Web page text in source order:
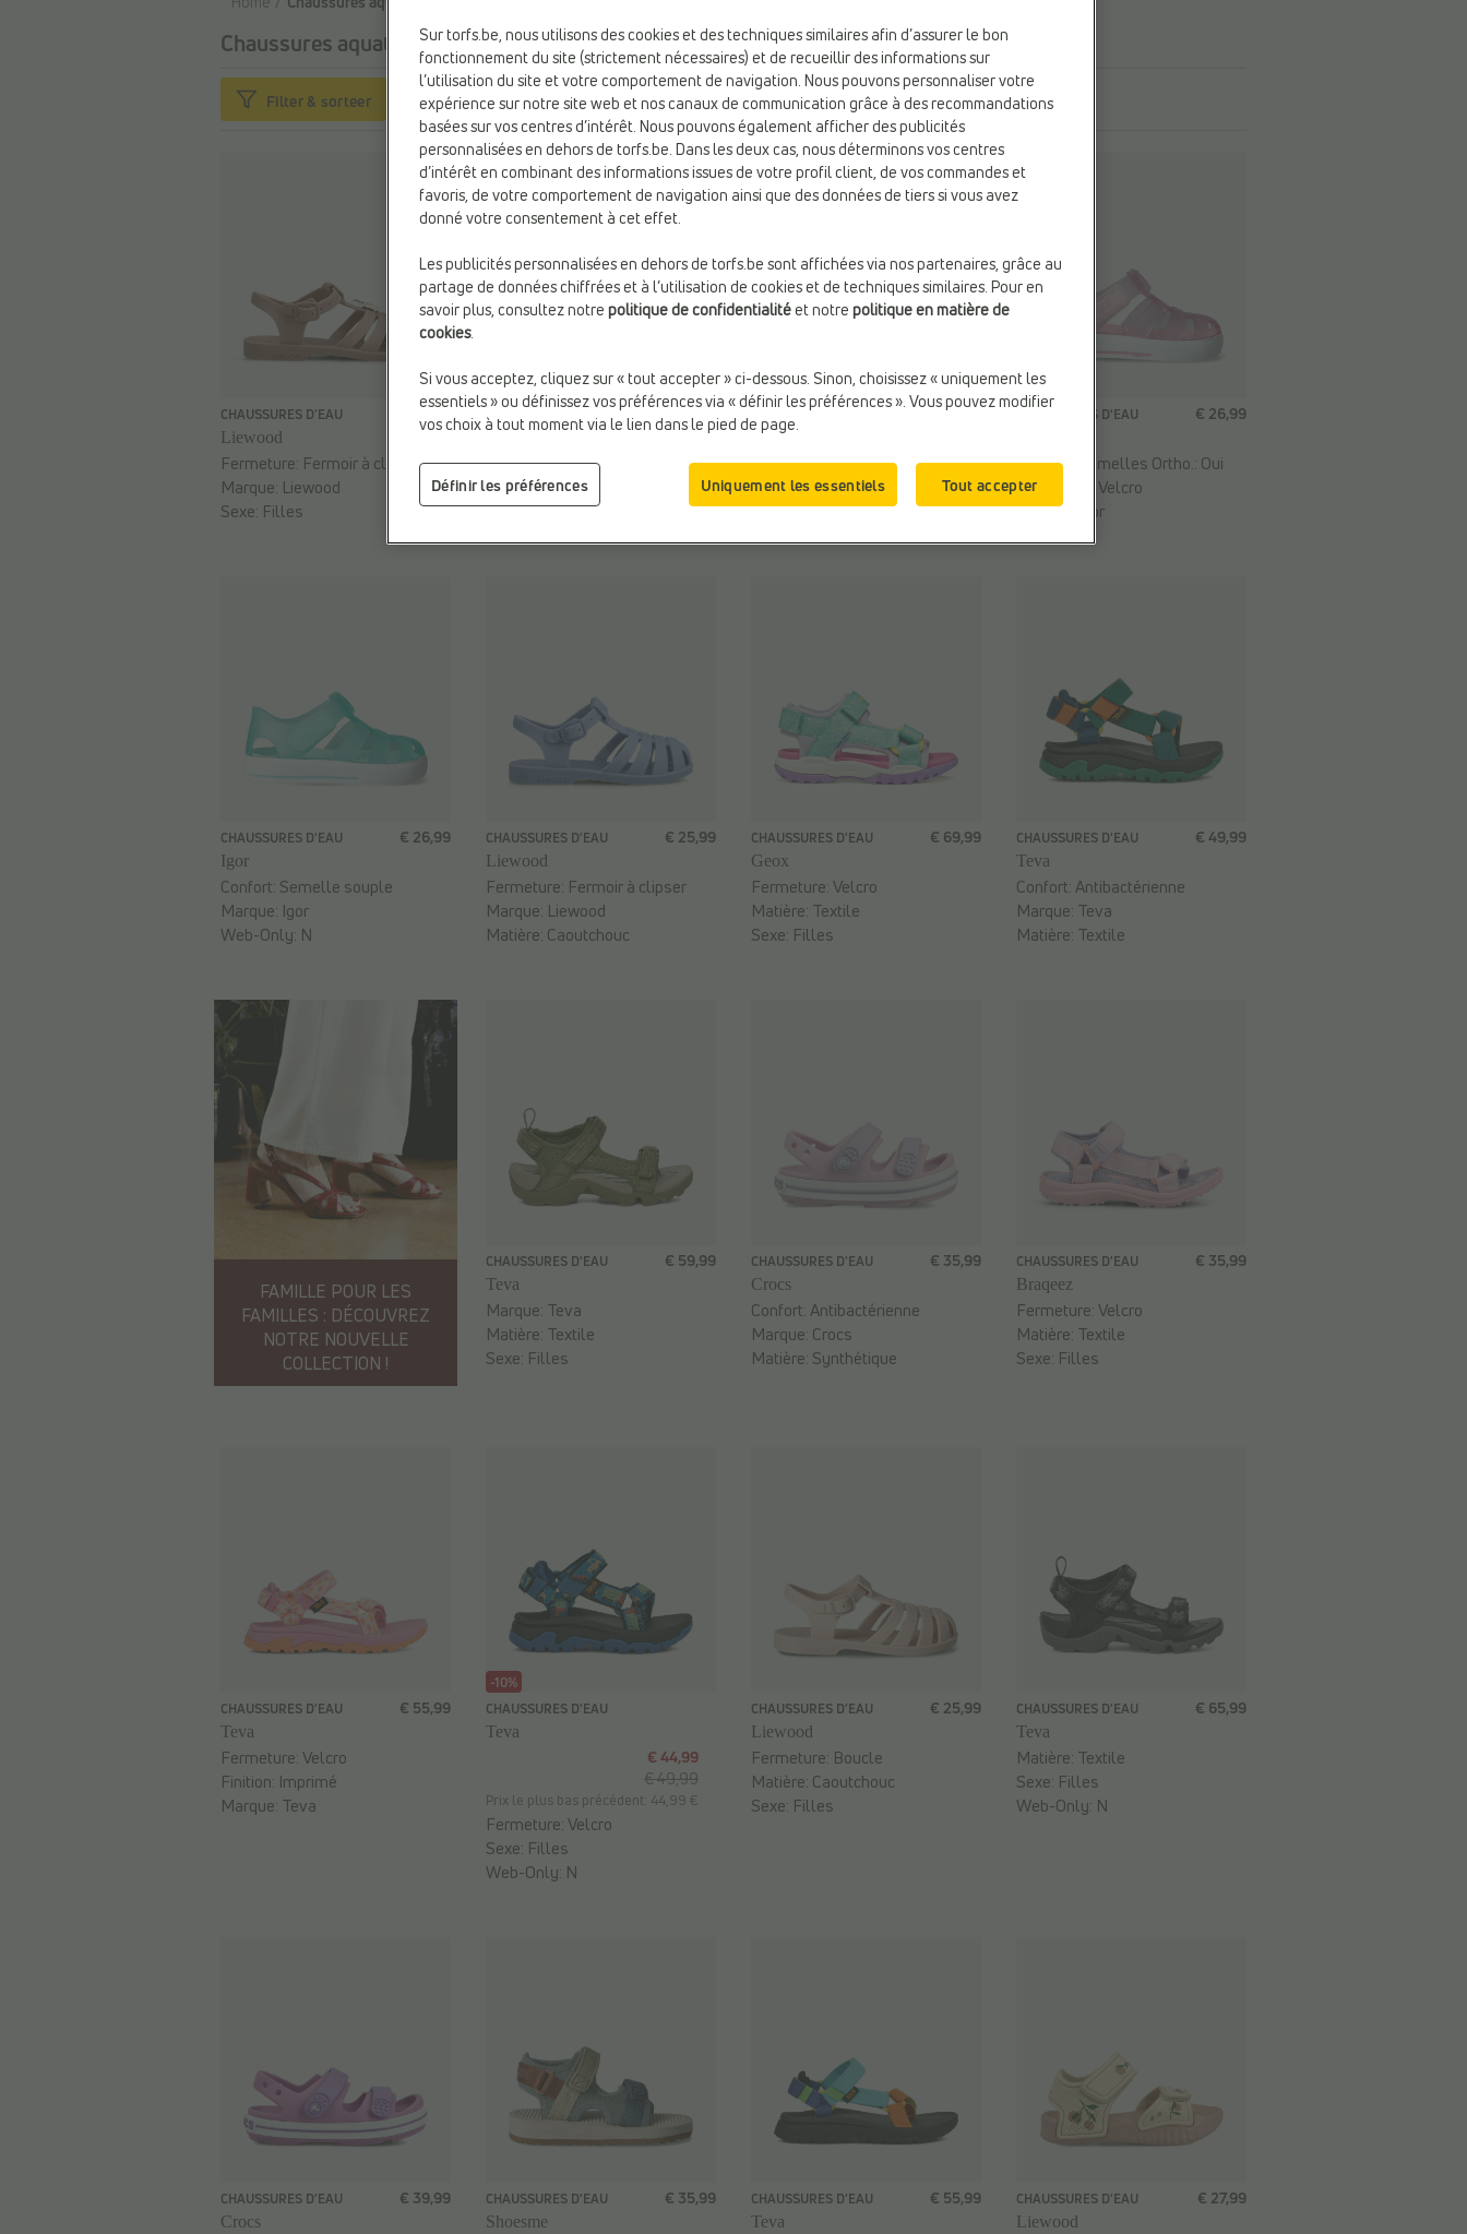
Chaussures aquatiques 90 articles
Filter & sorteer
CHAUSSURES D'EAU
Liewood
€ 27,99
Fermeture: Fermoir à clipser
Marque: Liewood
Sexe: Filles
CHAUSSURES D'EAU
€ 27,99
Fermeture:Velcro
Marque:Liewood
Sexe:Filles
CHAUSSURES D'EAU
Liewood
€ 27,99
Confort:Semelle souple
Marque:Liewood
Sexe:Filles
CHAUSSURES D'EAU
€ 26,99
Compat. Semelles Ortho.: Oui
Fermeture: Velcro
Marque:
Igor
CHAUSSURES D'EAU
Igor
€ 26,99
Confort: Semelle souple
Marque: Igor
Web-Only: N
CHAUSSURES D'EAU
Liewood
€ 25,99
Fermeture: Fermoir à clipser
Marque: Liewood
Matière: Caoutchouc
CHAUSSURES D'EAU
Geox
€ 69,99
Fermeture:Velcro
Matière: Textile
Sexe: Filles
CHAUSSURES D'EAU
Teva
€ 49,99
Confort:Antibactérienne
Marque: Teva
Matière: Textile
FAMILLE POUR LES
FAMILLES : DÉCOUVREZ
NOTRE NOUVELLE
COLLECTION !
CHAUSSURES D'EAU
Teva
€ 59,99
Marque: Teva
Matière: Textile
Sexe: Filles
CHAUSSURES D'EAU
Crocs
€ 35,99
Confort:Antibactérienne
Marque: Crocs
Matière: Synthétique
CHAUSSURES D'EAU
Braqeez
€ 35,99
Fermeture:Velcro
Matière: Textile
Sexe: Filles
CHAUSSURES D'EAU
Teva
€ 55,99
Fermeture:Velcro
Finition: Imprimé
Marque: Teva
-10%
CHAUSSURES D'EAU
Teva
Prix le plus bas précédent: 44,99 €
€ 49,99
€ 44,99
Fermeture:Velcro
Sexe: Filles
Web-Only: N
CHAUSSURES D'EAU
Liewood
€ 25,99
Fermeture: Boucle
Matière: Caoutchouc
Sexe: Filles
CHAUSSURES D'EAU
Teva
€ 65,99
Matière: Textile
Sexe: Filles
Web-Only: N
CHAUSSURES D'EAU
Crocs
€ 39,99
CHAUSSURES D'EAU
Shoesme
€ 35,99
CHAUSSURES D'EAU
Teva
€ 55,99
CHAUSSURES D'EAU
Liewood
€ 27,99
Sur torfs.be, nous utilisons des cookies et des techniques similaires afin d’assurer le bon
fonctionnement du site (strictement nécessaires) et de recueillir des informations sur
l’utilisation du site et votre comportement de navigation. Nous pouvons personnaliser votre
expérience sur notre site web et nos canaux de communication grâce à des recommandations
basées sur vos centres d’intérêt. Nous pouvons également afficher des publicités
personnalisées en dehors de torfs.be. Dans les deux cas, nous déterminons vos centres
d’intérêt en combinant des informations issues de votre profil client, de vos commandes et
favoris, de votre comportement de navigation ainsi que des données de tiers si vous avez
donné votre consentement à cet effet.
Les publicités personnalisées en dehors de torfs.be sont affichées via nos partenaires, grâce au
partage de données chiffrées et à l’utilisation de cookies et de techniques similaires. Pour en
savoir plus, consultez notre politique de confidentialitéet notre politique en matière de
cookies.
Si vous acceptez, cliquez sur « tout accepter » ci-dessous. Sinon, choisissez « uniquement les
essentiels » ou définissez vos préférences via « définir les préférences ». Vous pouvez modifier
vos choix à tout moment via le lien dans le pied de page.
Définir les préférences Uniquement les essentiels Tout accepter